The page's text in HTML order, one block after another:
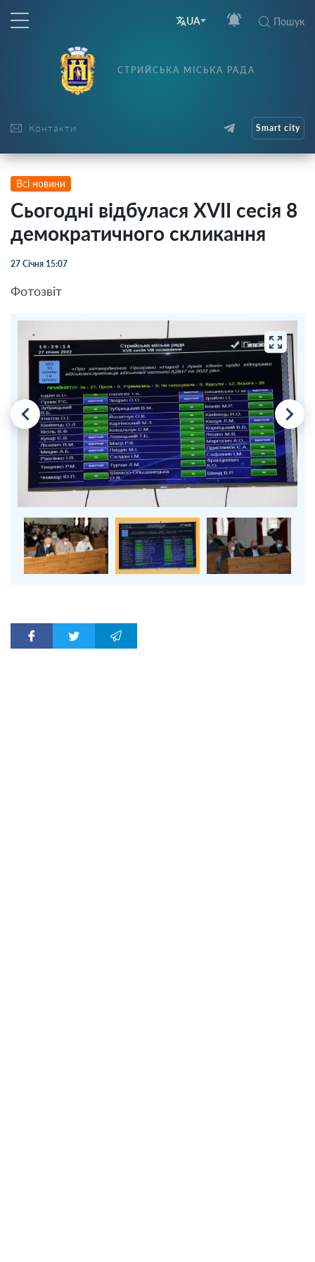
UA Пошук
Контакти
СТРИЙСЬКА МІСЬКА РАДА
Smart city
Всі новини
Сьогодні відбулася XVII сесія 8
демократичного скликання
27 Січня 15:07
Фотозвіт